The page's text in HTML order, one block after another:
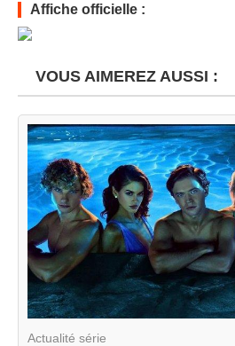
Affiche officielle :
VOUS AIMEREZ AUSSI :
Actualité série